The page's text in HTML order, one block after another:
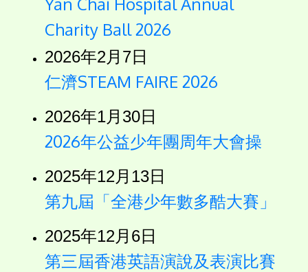
Charity Ball 2026
2026年2月7日
仁濟STEAM FAIRE 2026
2026年1月30日
2026年公益少年團周年大會操
2025年12月13日
第九屆「全港少年數多酷大賽」
2025年12月6日
第三屆香港英語演說及表演比賽